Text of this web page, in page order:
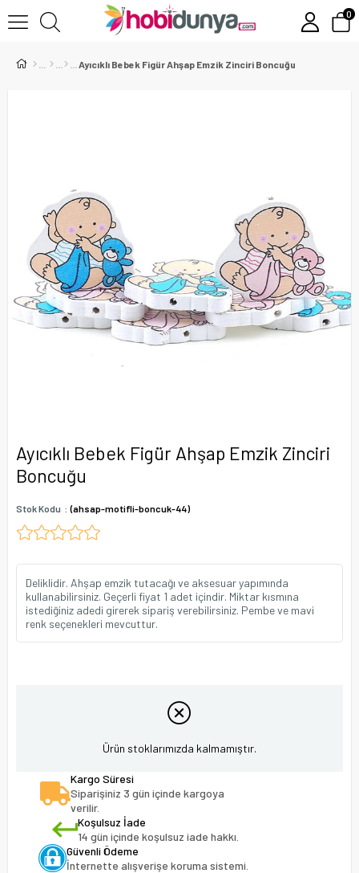
0
Ayıcıklı Bebek Figür Ahşap Emzik Zinciri Boncuğu
Ayıcıklı Bebek Figür Ahşap Emzik Zinciri
Boncuğu
Stok Kodu (ahsap-motifli-boncuk-44)
Deliklidir. Ahşap emzik tutacağı ve aksesuar yapımında
kullanabilirsiniz. Geçerli fiyat 1 adet içindir. Miktar kısmına
istediğiniz adedi girerek sipariş verebilirsiniz. Pembe ve mavi
renk seçenekleri mevcuttur.
Ürün stoklarımızda kalmamıştır.
Kargo Süresi
Siparişiniz 3 gün içinde kargoya
verilir.
Koşulsuz İade
14 gün içinde koşulsuz iade hakkı.
Güvenli Ödeme
İnternette alışverişe koruma sistemi.